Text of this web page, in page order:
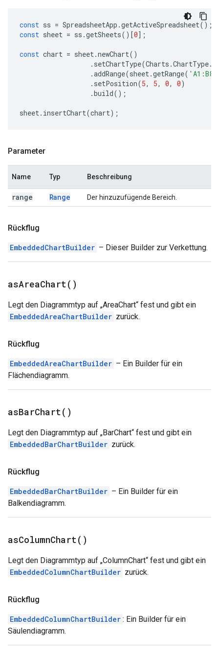
const ss = SpreadsheetApp .getActiveSpreadsheet();
const sheet = ss .getSheets()[0];
const chart = sheet.newChart()
. setChartType(Charts .ChartType.
.addRange(sheet.getRange( 'A1:B8'
. setPosition(5, 5, 0, 0)
.build();
sheet. insertChart(chart);
Parameter
Name Typ Beschreibung
range Range Der hinzuzufügende Bereich.
Rückflug
EmbeddedChartBuilder – Dieser Builder zur Verkettung.
asAreaChart( )
Legt den Diagrammtyp auf „AreaChart“ fest und gibt ein
EmbeddedAreaChartBuilder zurück.
Rückflug
EmbeddedAreaChartBuilder – Ein Builder für ein
Flächendiagramm.
asBarChart( )
Legt den Diagrammtyp auf „BarChart“ fest und gibt ein
EmbeddedBarChartBuilder zurück.
Rückflug
EmbeddedBarChartBuilder – Ein Builder für ein
Balkendiagramm.
asColumnChart( )
Legt den Diagrammtyp auf „ColumnChart“ fest und gibt ein
EmbeddedColumnChartBuilder zurück.
Rückflug
EmbeddedColumnChartBuilder : Ein Builder für ein
Säulendiagramm.